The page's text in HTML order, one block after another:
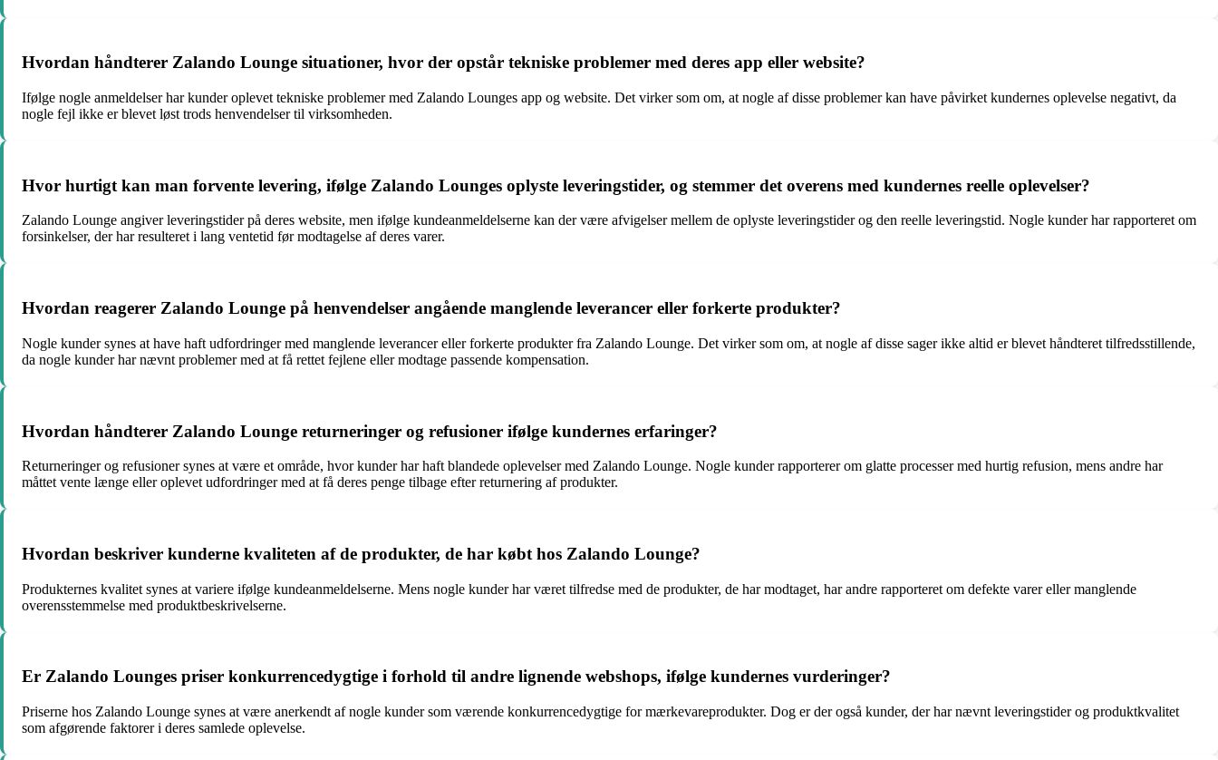
Hvordan håndterer Zalando Lounge situationer, hvor der opstår tekniske problemer med deres app eller website?
Ifølge nogle anmeldelser har kunder oplevet tekniske problemer med Zalando Lounges app og website. Det virker som om, at nogle af disse problemer kan have påvirket kundernes oplevelse negativt, da
nogle fejl ikke er blevet løst trods henvendelser til virksomheden.
Hvor hurtigt kan man forvente levering, ifølge Zalando Lounges oplyste leveringstider, og stemmer det overens med kundernes reelle oplevelser?
Zalando Lounge angiver leveringstider på deres website, men ifølge kundeanmeldelserne kan der være afvigelser mellem de oplyste leveringstider og den reelle leveringstid. Nogle kunder har rapporteret om
forsinkelser, der har resulteret i lang ventetid før modtagelse af deres varer.
Hvordan reagerer Zalando Lounge på henvendelser angående manglende leverancer eller forkerte produkter?
Nogle kunder synes at have haft udfordringer med manglende leverancer eller forkerte produkter fra Zalando Lounge. Det virker som om, at nogle af disse sager ikke altid er blevet håndteret tilfredsstillende,
da nogle kunder har nævnt problemer med at få rettet fejlene eller modtage passende kompensation.
Hvordan håndterer Zalando Lounge returneringer og refusioner ifølge kundernes erfaringer?
Returneringer og refusioner synes at være et område, hvor kunder har haft blandede oplevelser med Zalando Lounge. Nogle kunder rapporterer om glatte processer med hurtig refusion, mens andre har
måttet vente længe eller oplevet udfordringer med at få deres penge tilbage efter returnering af produkter.
Hvordan beskriver kunderne kvaliteten af de produkter, de har købt hos Zalando Lounge?
Produkternes kvalitet synes at variere ifølge kundeanmeldelserne. Mens nogle kunder har været tilfredse med de produkter, de har modtaget, har andre rapporteret om defekte varer eller manglende
overensstemmelse med produktbeskrivelserne.
Er Zalando Lounges priser konkurrencedygtige i forhold til andre lignende webshops, ifølge kundernes vurderinger?
Priserne hos Zalando Lounge synes at være anerkendt af nogle kunder som værende konkurrencedygtige for mærkevareprodukter. Dog er der også kunder, der har nævnt leveringstider og produktkvalitet
som afgørende faktorer i deres samlede oplevelse.